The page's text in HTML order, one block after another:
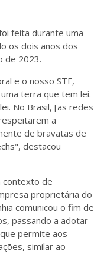
feita durante uma
os dois anos dos
de 2023.
e o nosso STF,
terra que tem lei.
No Brasil, [as redes
a
de bravatas de
destacou
contexto de
proprietária do
comunicou o fim de
passando a adotar
permite aos
similar ao